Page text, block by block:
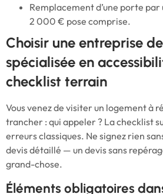
Remplacement d’une porte
2 000 € pose comprise.
Choisir une entreprise
spécialisée en
checklist terrain
Vous venez de visiter un logement à
trancher : qui appeler ? La checklist
erreurs classiques. Ne signez rien
devis détaillé — un devis sans
grand-chose.
Éléments obligatoires